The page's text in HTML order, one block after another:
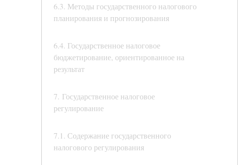
6.3. Методы государственного налогового
планирования и прогнозирования
6.4. Государственное налоговое
бюджетирование, ориентированное на
результат
7. Государственное налоговое
регулирование
7.1. Содержание государственного
налогового регулирования